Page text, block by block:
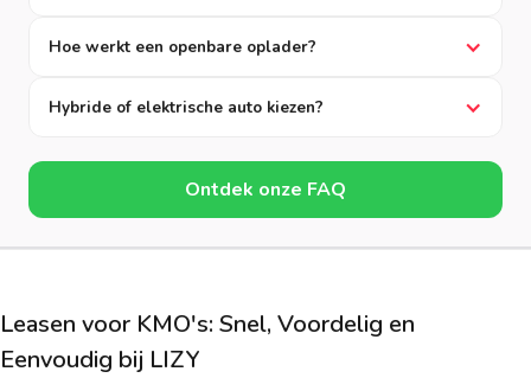
Hoe werkt een openbare oplader?
Hybride of elektrische auto kiezen?
Ontdek onze FAQ
Leasen voor KMO's: Snel, Voordelig en
Eenvoudig bij LIZY